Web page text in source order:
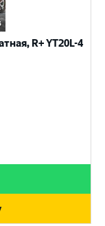
R+ YT20L-4